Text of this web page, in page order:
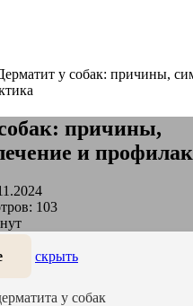
у собак: причины,
причины,
и
103
скрыть
у собак